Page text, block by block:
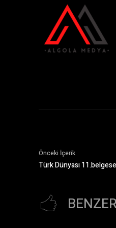
Önceki İçerik
Türk Dünyası